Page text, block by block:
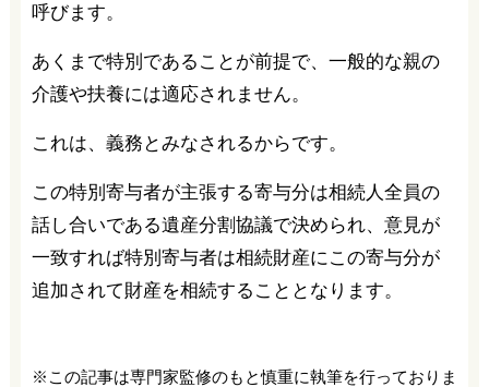
呼びます。
あくまで特別であることが前提で、一般的な親の
介護や扶養には適応されません。
これは、義務とみなされるからです。
この特別寄与者が主張する寄与分は相続人全員の
話し合いである遺産分割協議で決められ、意見が
一致すれば特別寄与者は相続財産にこの寄与分が
追加されて財産を相続することとなります。
※この記事は専門家監修のもと慎重に執筆を行っておりま